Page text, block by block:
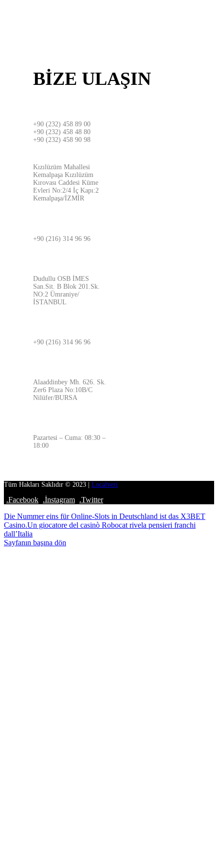
BİZE ULAŞIN
+90 (232) 458 89 00
+90 (232) 458 48 80
+90 (232) 458 90 98
Kızılüzüm Mahallesi
Kemalpaşa Kızılüzüm
Kırovası Caddesi Küme
Evleri No:2/4 İç Kapı:2
Kemalpaşa/İZMİR
+90 (216) 314 96 96
Dudullu OSB İMES
San.Sit. B Blok 201.Sk.
NO:2 Ümraniye/
İSTANBUL
+90 (216) 314 96 96
Alaaddinbey Mh. 626. Sk.
Zer6 Plaza No:10B/C
Nilüfer/BURSA
Pazartesi – Cuma: 08:30 –
18:00
Tüm Hakları Saklıdır © 2023 | Localveri
.Facebook .İnstagram .Twitter
Die Nummer eins für Online-Slots in Deutschland ist das X3BET
Casino.Un giocatore del casinò Robocat rivela pensieri franchi
dall’Italia
Sayfanın başına dön